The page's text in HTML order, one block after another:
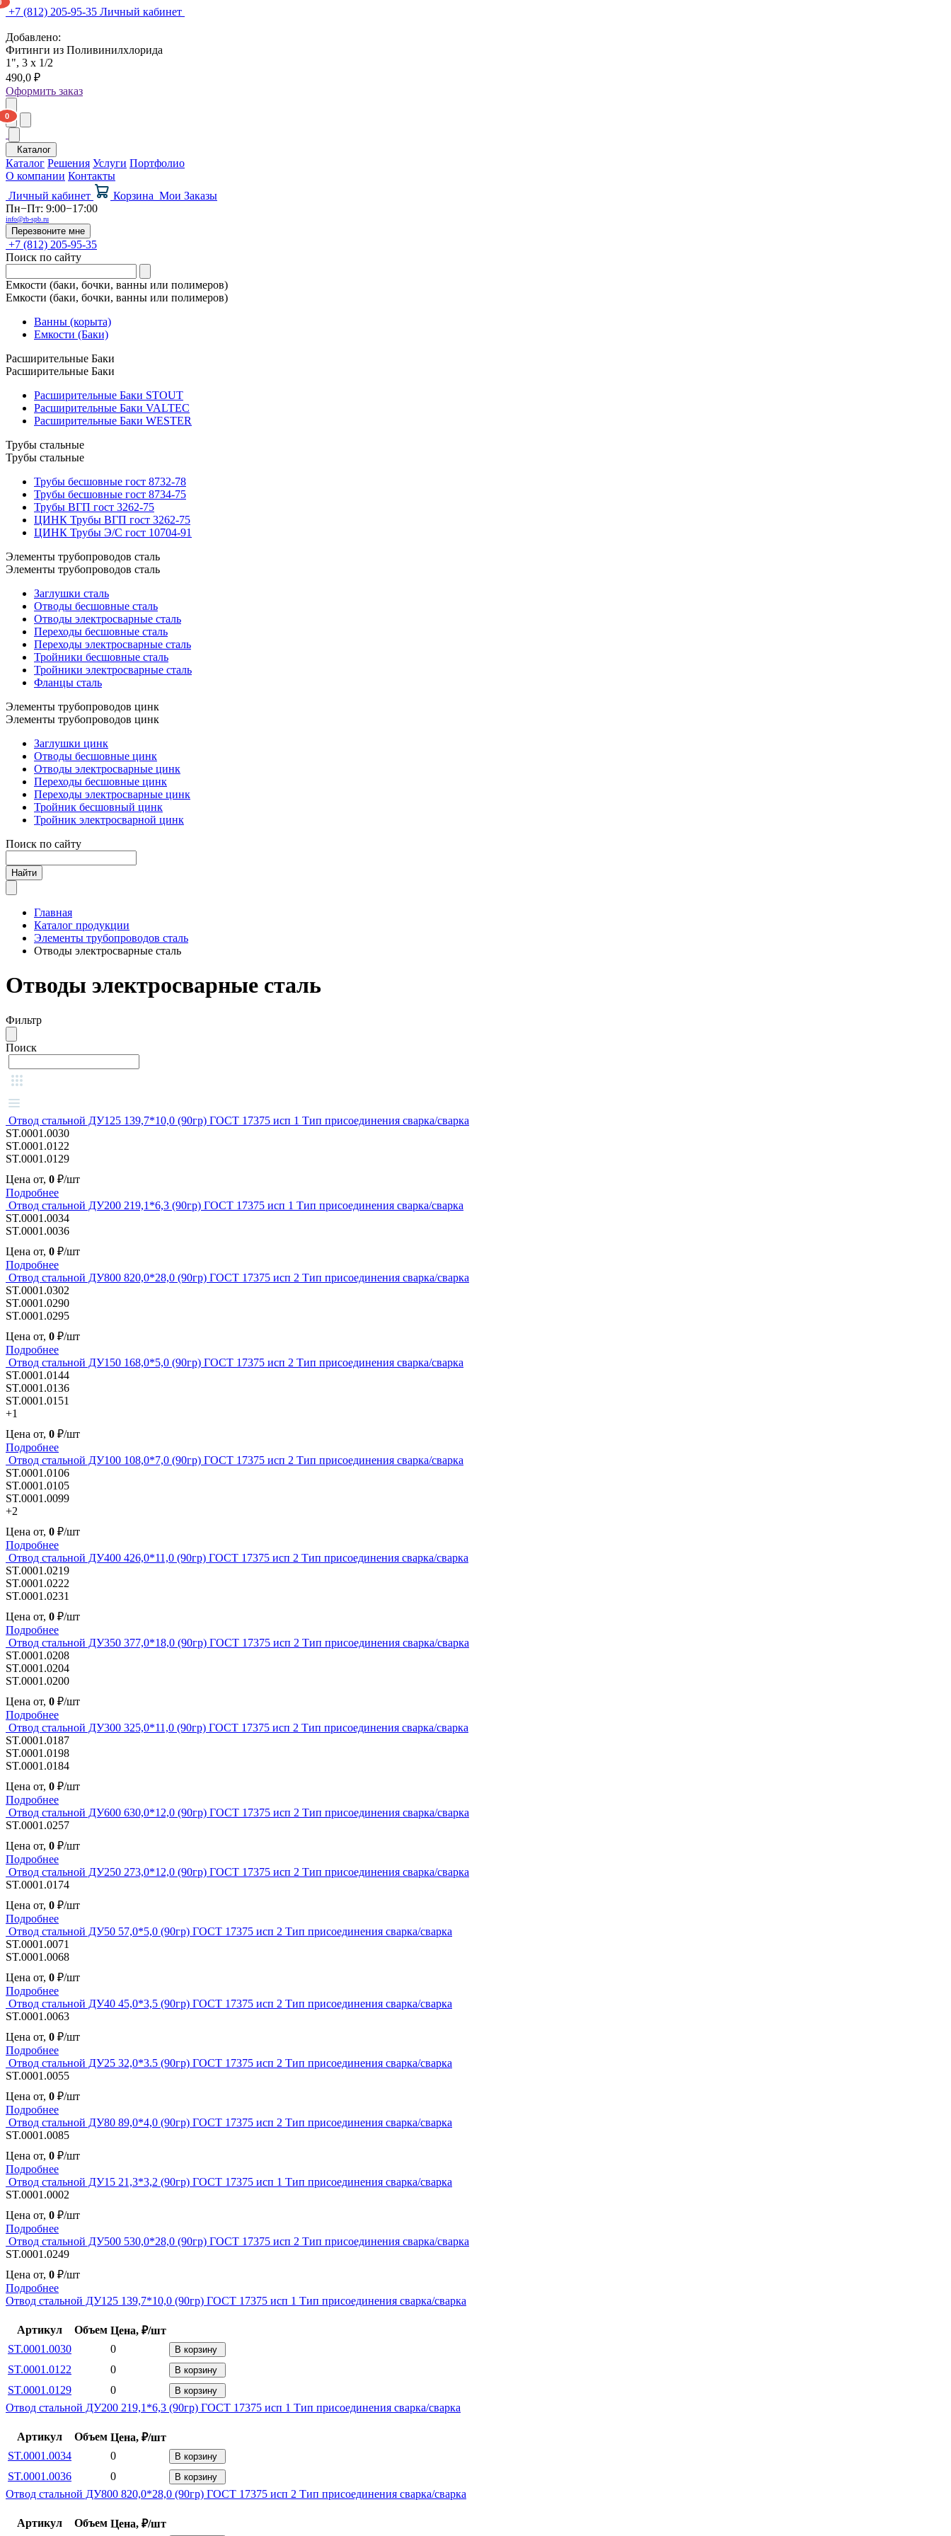
+7 (812) 205-95-35 Личный кабинет
Добавлено:
Фитинги из Поливинилхлорида
1", 3 x 1/2
490,0 ₽
Оформить заказ
Каталог
Каталог Решения Услуги Портфолио
О компании Контакты
Личный кабинет
Корзина Мои Заказы
Пн−Пт: 9:00−17:00
info@rb-spb.ru
Перезвоните мне
+7 (812) 205-95-35
Поиск по сайту
Емкости (баки, бочки, ванны или полимеров)
Емкости (баки, бочки, ванны или полимеров)
Ванны (корыта)
Емкости (Баки)
Расширительные Баки
Расширительные Баки
Расширительные Баки STOUT
Расширительные Баки VALTEC
Расширительные Баки WESTER
Трубы стальные
Трубы стальные
Трубы бесшовные гост 8732-78
Трубы бесшовные гост 8734-75
Трубы ВГП гост 3262-75
ЦИНК Трубы ВГП гост 3262-75
ЦИНК Трубы Э/С гост 10704-91
Элементы трубопроводов сталь
Элементы трубопроводов сталь
Заглушки сталь
Отводы бесшовные сталь
Отводы электросварные сталь
Переходы бесшовные сталь
Переходы электросварные сталь
Тройники бесшовные сталь
Тройники электросварные сталь
Фланцы сталь
Элементы трубопроводов цинк
Элементы трубопроводов цинк
Заглушки цинк
Отводы бесшовные цинк
Отводы электросварные цинк
Переходы бесшовные цинк
Переходы электросварные цинк
Тройник бесшовный цинк
Тройник электросварной цинк
Поиск по сайту
Найти
Главная
Каталог продукции
Элементы трубопроводов сталь
Отводы электросварные сталь
Отводы электросварные сталь
Фильтр
Поиск
Отвод стальной ДУ125 139,7*10,0 (90гр) ГОСТ 17375 исп 1 Тип присоединения сварка/сварка
ST.0001.0030
ST.0001.0122
ST.0001.0129
Цена от, 0 ₽/шт
Подробнее
Отвод стальной ДУ200 219,1*6,3 (90гр) ГОСТ 17375 исп 1 Тип присоединения сварка/сварка
ST.0001.0034
ST.0001.0036
Цена от, 0 ₽/шт
Подробнее
Отвод стальной ДУ800 820,0*28,0 (90гр) ГОСТ 17375 исп 2 Тип присоединения сварка/сварка
ST.0001.0302
ST.0001.0290
ST.0001.0295
Цена от, 0 ₽/шт
Подробнее
Отвод стальной ДУ150 168,0*5,0 (90гр) ГОСТ 17375 исп 2 Тип присоединения сварка/сварка
ST.0001.0144
ST.0001.0136
ST.0001.0151
+1
Цена от, 0 ₽/шт
Подробнее
Отвод стальной ДУ100 108,0*7,0 (90гр) ГОСТ 17375 исп 2 Тип присоединения сварка/сварка
ST.0001.0106
ST.0001.0105
ST.0001.0099
+2
Цена от, 0 ₽/шт
Подробнее
Отвод стальной ДУ400 426,0*11,0 (90гр) ГОСТ 17375 исп 2 Тип присоединения сварка/сварка
ST.0001.0219
ST.0001.0222
ST.0001.0231
Цена от, 0 ₽/шт
Подробнее
Отвод стальной ДУ350 377,0*18,0 (90гр) ГОСТ 17375 исп 2 Тип присоединения сварка/сварка
ST.0001.0208
ST.0001.0204
ST.0001.0200
Цена от, 0 ₽/шт
Подробнее
Отвод стальной ДУ300 325,0*11,0 (90гр) ГОСТ 17375 исп 2 Тип присоединения сварка/сварка
ST.0001.0187
ST.0001.0198
ST.0001.0184
Цена от, 0 ₽/шт
Подробнее
Отвод стальной ДУ600 630,0*12,0 (90гр) ГОСТ 17375 исп 2 Тип присоединения сварка/сварка
ST.0001.0257
Цена от, 0 ₽/шт
Подробнее
Отвод стальной ДУ250 273,0*12,0 (90гр) ГОСТ 17375 исп 2 Тип присоединения сварка/сварка
ST.0001.0174
Цена от, 0 ₽/шт
Подробнее
Отвод стальной ДУ50 57,0*5,0 (90гр) ГОСТ 17375 исп 2 Тип присоединения сварка/сварка
ST.0001.0071
ST.0001.0068
Цена от, 0 ₽/шт
Подробнее
Отвод стальной ДУ40 45,0*3,5 (90гр) ГОСТ 17375 исп 2 Тип присоединения сварка/сварка
ST.0001.0063
Цена от, 0 ₽/шт
Подробнее
Отвод стальной ДУ25 32,0*3.5 (90гр) ГОСТ 17375 исп 2 Тип присоединения сварка/сварка
ST.0001.0055
Цена от, 0 ₽/шт
Подробнее
Отвод стальной ДУ80 89,0*4,0 (90гр) ГОСТ 17375 исп 2 Тип присоединения сварка/сварка
ST.0001.0085
Цена от, 0 ₽/шт
Подробнее
Отвод стальной ДУ15 21,3*3,2 (90гр) ГОСТ 17375 исп 1 Тип присоединения сварка/сварка
ST.0001.0002
Цена от, 0 ₽/шт
Подробнее
Отвод стальной ДУ500 530,0*28,0 (90гр) ГОСТ 17375 исп 2 Тип присоединения сварка/сварка
ST.0001.0249
Цена от, 0 ₽/шт
Подробнее
Отвод стальной ДУ125 139,7*10,0 (90гр) ГОСТ 17375 исп 1 Тип присоединения сварка/сварка
Артикул Объем Цена, ₽/шт
ST.0001.0030
0 В корзину
ST.0001.0122 0 В корзину
ST.0001.0129 0 В корзину
Отвод стальной ДУ200 219,1*6,3 (90гр) ГОСТ 17375 исп 1 Тип присоединения сварка/сварка
Артикул Объем Цена, ₽/шт
ST.0001.0034
0 В корзину
ST.0001.0036 0 В корзину
Отвод стальной ДУ800 820,0*28,0 (90гр) ГОСТ 17375 исп 2 Тип присоединения сварка/сварка
Артикул Объем Цена, ₽/шт